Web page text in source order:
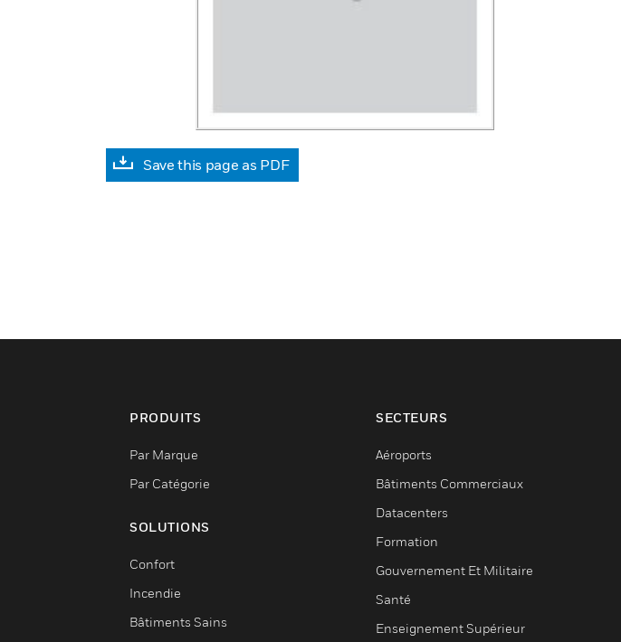
Save this page as PDF
PRODUITS
Par Marque
Par Catégorie
SOLUTIONS
Confort
Incendie
Bâtiments Sains
SECTEURS
Aéroports
Bâtiments Commerciaux
Datacenters
Formation
Gouvernement Et Militaire
Santé
Enseignement Supérieur